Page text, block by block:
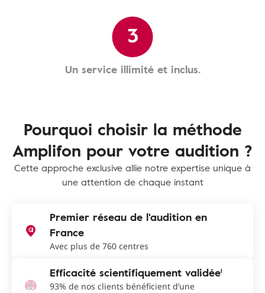
3
Un service illimité et inclus.
Pourquoi choisir la méthode
Amplifon pour votre audition ?
Cette approche exclusive allie notre expertise unique à
une attention de chaque instant
Premier réseau de l'audition en
France
Avec plus de 760 centres
Efficacité scientifiquement validée¹
93% de nos clients bénéficient d’une